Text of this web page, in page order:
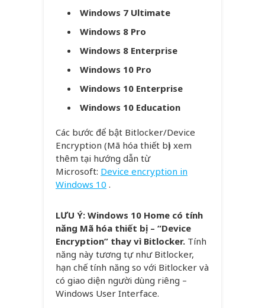
Windows 7 Ultimate
Windows 8 Pro
Windows 8 Enterprise
Windows 10 Pro
Windows 10 Enterprise
Windows 10 Education
Các bước để bật Bitlocker/Device
Encryption (Mã hóa thiết bị) xem
thêm tại hướng dẫn từ
Microsoft: Device encryption in
Windows 10 .
LƯU Ý: Windows 10 Home có tính
năng Mã hóa thiết bị – “Device
Encryption” thay vì Bitlocker. Tính
năng này tương tự như Bitlocker,
hạn chế tính năng so với Bitlocker và
có giao diện người dùng riêng –
Windows User Interface.